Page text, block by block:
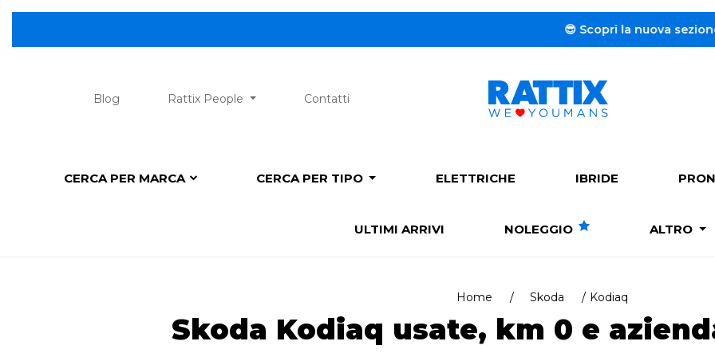
😎 Scopri la nuova sezione
Blog Rattix People Contatti
CERCA PER MARCA CERCA PER TIPO ELETTRICHE IBRIDE
ULTIMI ARRIVI NOLEGGIO ALTRO
Home Skoda Kodiaq
Skoda Kodiaq usate, km 0 e